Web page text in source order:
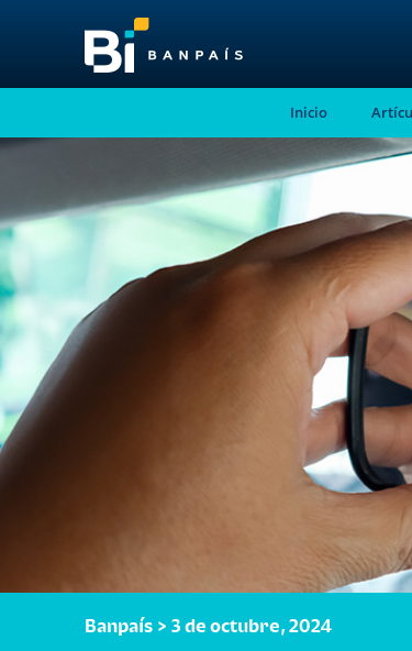
¡No te pierdas
nuevo
Suscríbete a nuestro blog y
correo electrónico, las noticias
Inicio
Banpaís > 3 de octubre, 2024